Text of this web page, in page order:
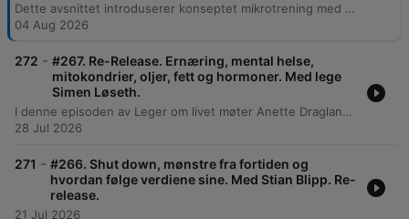
Dette avsnittet introduserer konseptet mikrotrening med forskerne Ulrik Vissløf og Tari, forfattere av boken 'Mikrotrening'. Samtalen utforsker hvordan korte, intensive økter med styrke og intervaller kan gi betydelige helsegevinster for både kondisjon, blodsukkerregulering og livskvalitet, samt de store samfunnsøkonomiske fordelene ved å redusere inaktivitet. Videre diskuteres viktigheten av å senke terskelen for fysisk aktivitet, spesielt blant barn og unge som er i ferd med å bli mer inaktive. Gjestene deler konkrete metoder for å integrere små øvelser som knebøy og planke i en travel hverdag, og understreker at man ikke trenger mye utstyr eller lang tid for å oppnå målbare resultater på kondisjonsalder og VO2-maks.
04 Aug 2026
272 - #267. Re-Release. Ernæring, mental helse,
mitokondrier, oljer, fett og hormoner. Med lege
Simen Løseth.
I denne episoden av Leger om livet møter Anette Dragland legen Simen Løset for å diskutere sammenhengen mellom ernæring, fysisk helse og mental helse. De utforsker hvordan cellulær ubalanse, spesielt i mitokondriene, påvirker kroppens og sinnets balanse, samt betydningen av forebyggende livsstilsvalg. Samtalen belyser de negative effektene av ultraprosessert mat, industrielle oljer og tilsetningsstoffer som aspartam. Gjennom diskusjoner om kronisk betennelse, hormonelle endringer og økonomiske interesser i matindustrien, presenteres praktiske strategier for å bygge varige vaner gjennom disiplin fremfor motivasjon.
28 Jul 2026
271 - #266. Shut down, mønstre fra fortiden og
hvordan følge verdiene sine. Med Stian Blipp. Re-
release.
21 Jul 2026